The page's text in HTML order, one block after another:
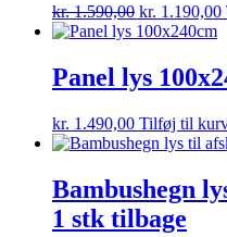
kr.1.590,00 Den
oprindelige
var:
kr. 1.590,00.
kr. 1.190,00
Panel lys
kr. 1.490,00 Tilføj til
Bambushegn
1 stk tilbage